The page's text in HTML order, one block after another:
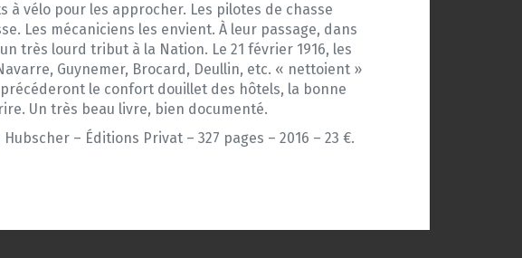
vélo pour les approcher. Les pilotes de chasse
Les mécaniciens les envient. À leur passage, dans
très lourd tribut à la Nation. Le 21 février 1916, les
Guynemer, Brocard, Deullin, etc. « nettoient »
précéderont le confort douillet des hôtels, la bonne
Un très beau livre, bien documenté.
– Éditions Privat – 327 pages – 2016 – 23 €.